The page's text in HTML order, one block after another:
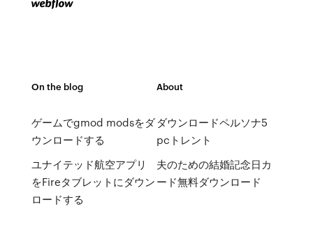
On the blog
ゲームでgmod modsをダ
ウンロードする
ユナイテッド航空アプリ
をFireタブレットにダウン
ロードする
About
ダウンロードペルソナ5
pcトレント
夫のための結婚記念日カ
ード無料ダウンロード